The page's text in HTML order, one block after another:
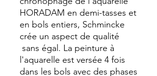
HORADAM en demi-tasses et
en bols entiers, Schmincke
crée un aspect de qualité
sans égal. La peinture à
l'aquarelle est versée 4 fois
dans les bols avec des phases